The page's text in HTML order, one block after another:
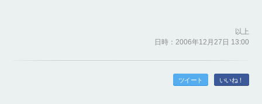
以上
日時：2006年12月27日 13:00
ツイート いいね！